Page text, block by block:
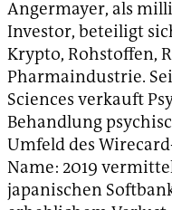
Angermayer, als
Investor, beteiligt
Krypto, Rohstoffen,
Pharmaindustrie.
Sciences verkauft
Behandlung
Umfeld des
Name: 2019
japanischen